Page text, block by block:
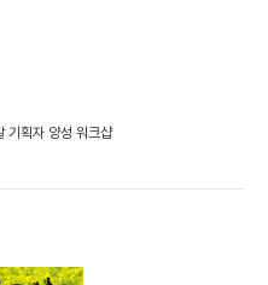
기획자 양성 워크샵